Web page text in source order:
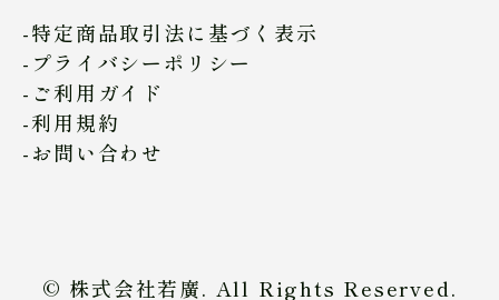
特定商品取引法に基づく表示
プライバシーポリシー
ご利用ガイド
利用規約
お問い合わせ
© 株式会社若廣. All Rights Reserved.